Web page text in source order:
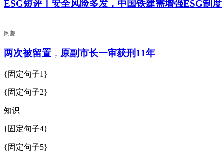
ESG短评丨安全风险多发，中国铁建需增强ESG制
闲趣
两次被留置，原副市长一审获刑11年
{固定句子1}
{固定句子2}
知识
{固定句子4}
{固定句子5}